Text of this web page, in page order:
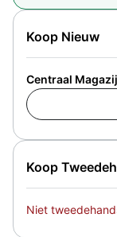
Koop
Niet
Koop Nieuw
Centraal